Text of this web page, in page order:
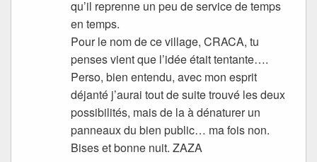
qu’il reprenne un peu de service de temps
en temps.
Pour le nom de ce village, CRACA, tu
penses vient que l’idée était tentante….
Perso, bien entendu, avec mon esprit
déjanté j’aurai tout de suite trouvé les deux
possibilités, mais de la à dénaturer un
panneaux du bien public… ma fois non.
Bises et bonne nuit. ZAZA